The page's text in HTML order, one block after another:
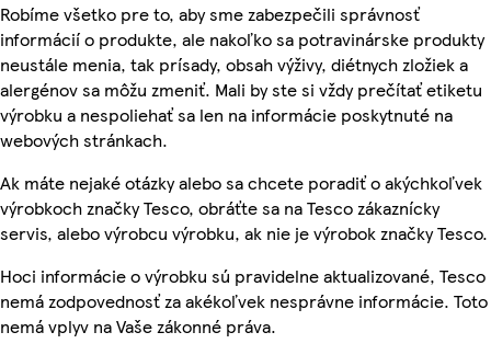
Robíme všetko pre to, aby sme zabezpečili správnosť
informácií o produkte, ale nakoľko sa potravinárske produkty
neustále menia, tak prísady, obsah výživy, diétnych zložiek a
alergénov sa môžu zmeniť. Mali by ste si vždy prečítať etiketu
výrobku a nespoliehať sa len na informácie poskytnuté na
webových stránkach.
Ak máte nejaké otázky alebo sa chcete poradiť o akýchkoľvek
výrobkoch značky Tesco, obráťte sa na Tesco zákaznícky
servis, alebo výrobcu výrobku, ak nie je výrobok značky Tesco.
Hoci informácie o výrobku sú pravidelne aktualizované, Tesco
nemá zodpovednosť za akékoľvek nesprávne informácie. Toto
nemá vplyv na Vaše zákonné práva.